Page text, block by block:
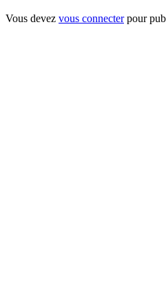
Vous devez vous connecterpour